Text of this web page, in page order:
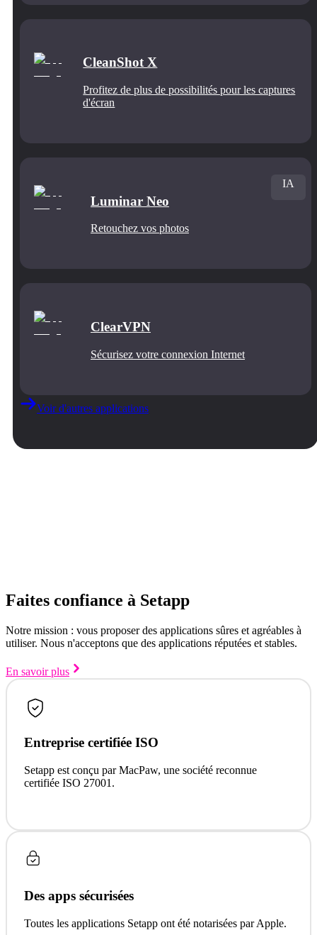
CleanShot X
Profitez de plus de possibilités pour les captures
d'écran
Luminar Neo
Retouchez vos photos
IA
ClearVPN
Sécurisez votre connexion Internet
Voir d'autres applications
Faites confiance à Setapp
Notre mission : vous proposer des applications sûres et agréables à
utiliser. Nous n'acceptons que des applications réputées et stables.
En savoir plus
Entreprise certifiée ISO
Setapp est conçu par MacPaw, une société reconnue
certifiée ISO 27001.
Des apps sécurisées
Toutes les applications Setapp ont été notarisées par Apple.